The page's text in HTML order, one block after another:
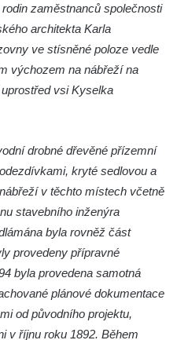
RON) u
Marie v
Jiří v
zaměstnanců společnosti
architekta Karla
ve stísněné poloze vedle
výchozem na nábřeží na
vsi Kyselka
drobné dřevěné přízemní
kryté sedlovou a
v těchto místech včetně
stavebního inženýra
byla rovněž část
provedeny přípravné
byla provedena samotná
plánové dokumentace
od původního projektu,
v říjnu roku 1892. Během